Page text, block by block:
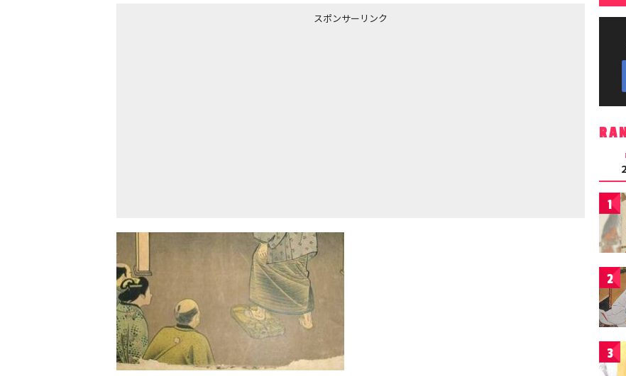
スポンサーリンク
1
2
3